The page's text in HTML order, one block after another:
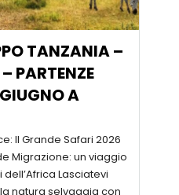
TANZANIA –
A
Il Grande Safari 2026
Migrazione: un viaggio
Lasciatevi
natura selvaggia con